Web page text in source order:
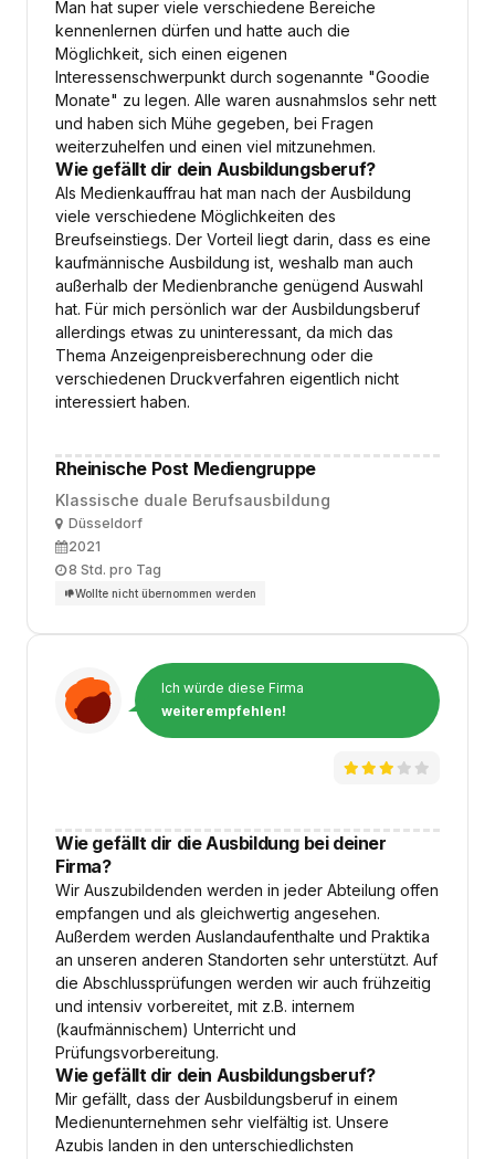
Man hat super viele verschiedene Bereiche
kennenlernen dürfen und hatte auch die
Möglichkeit, sich einen eigenen
Interessenschwerpunkt durch sogenannte "Goodie
Monate" zu legen. Alle waren ausnahmslos sehr nett
und haben sich Mühe gegeben, bei Fragen
weiterzuhelfen und einen viel mitzunehmen.
Wie gefällt dir dein Ausbildungsberuf?
Als Medienkauffrau hat man nach der Ausbildung
viele verschiedene Möglichkeiten des
Breufseinstiegs. Der Vorteil liegt darin, dass es eine
kaufmännische Ausbildung ist, weshalb man auch
außerhalb der Medienbranche genügend Auswahl
hat. Für mich persönlich war der Ausbildungsberuf
allerdings etwas zu uninteressant, da mich das
Thema Anzeigenpreisberechnung oder die
verschiedenen Druckverfahren eigentlich nicht
interessiert haben.
Rheinische Post Mediengruppe
Klassische duale Berufsausbildung
OrtDüsseldorf
Ausbildungsbeginn
2021
Arbeitszeit
8 Std. pro Tag
Wollte nicht übernommen werden
Ich würde diese Firma
weiterempfehlen!
Wie gefällt dir die Ausbildung bei deiner
Firma?
Wir Auszubildenden werden in jeder Abteilung offen
empfangen und als gleichwertig angesehen.
Außerdem werden Auslandaufenthalte und Praktika
an unseren anderen Standorten sehr unterstützt. Auf
die Abschlussprüfungen werden wir auch frühzeitig
und intensiv vorbereitet, mit z.B. internem
(kaufmännischem) Unterricht und
Prüfungsvorbereitung.
Wie gefällt dir dein Ausbildungsberuf?
Mir gefällt, dass der Ausbildungsberuf in einem
Medienunternehmen sehr vielfältig ist. Unsere
Azubis landen in den unterschiedlichsten